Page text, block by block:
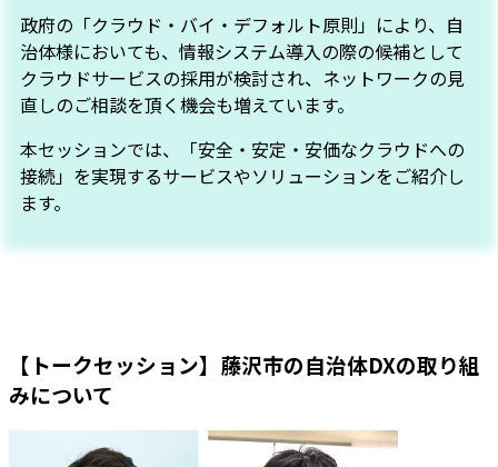
政府の「クラウド・バイ・デフォルト原則」により、自
治体様においても、情報システム導入の際の候補として
クラウドサービスの採用が検討され、ネットワークの見
直しのご相談を頂く機会も増えています。
本セッションでは、「安全・安定・安価なクラウドへの
接続」を実現するサービスやソリューションをご紹介し
ます。
【トークセッション】藤沢市の自治体DXの取り組
みについて